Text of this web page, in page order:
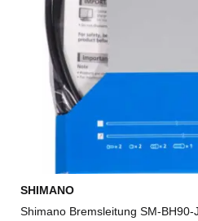
SHIMANO
Shimano Bremsleitung SM-BH90-